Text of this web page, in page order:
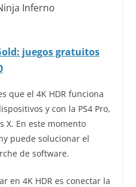
Inferno
juegos gratuitos
que el 4K HDR funciona
y con la PS4 Pro,
X. En este momento
puede solucionar el
de software.
en 4K HDR es conectar la